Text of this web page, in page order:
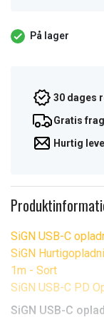
På lager
30 dages
Gratis
Hurtig
SiGN USB-C
SiGN
1m - Sort
SiGN USB-C PD
SiGN USB-C